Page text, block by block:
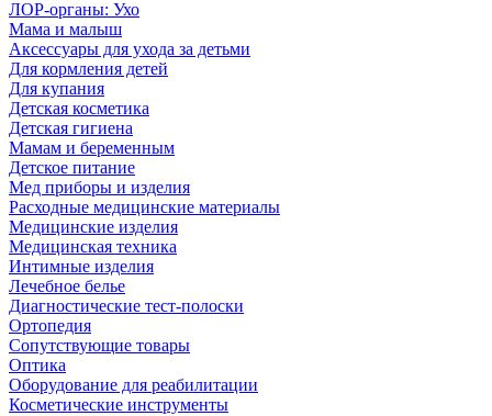
ЛОР-органы: Ухо
Мама и малыш
Аксессуары для ухода за детьми
Для кормления детей
Для купания
Детская косметика
Детская гигиена
Мамам и беременным
Детское питание
Мед приборы и изделия
Расходные медицинские материалы
Медицинские изделия
Медицинская техника
Интимные изделия
Лечебное белье
Диагностические тест-полоски
Ортопедия
Сопутствующие товары
Оптика
Оборудование для реабилитации
Косметические инструменты